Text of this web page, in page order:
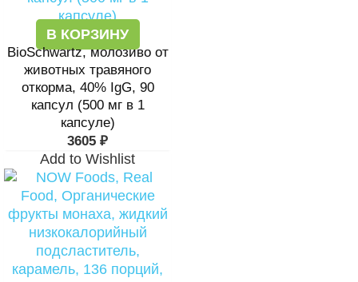
В КОРЗИНУ
BioSchwartz, молозиво от
животных травяного
откорма, 40% IgG, 90
капсул (500 мг в 1
капсуле)
3605 ₽
Add to Wishlist